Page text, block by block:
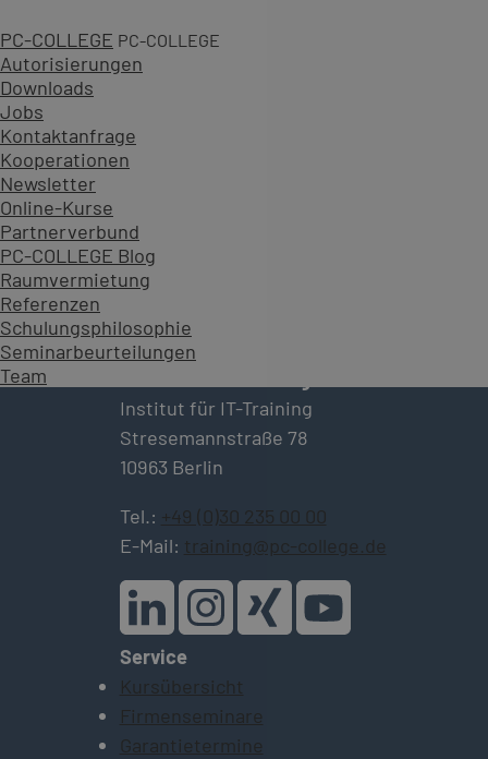
PC-COLLEGE PC-COLLEGE
Autorisierungen
Downloads
Jobs
Kontaktanfrage
Kooperationen
Newsletter
Online-Kurse
Partnerverbund
PC-COLLEGE Blog
Raumvermietung
Referenzen
Schulungsphilosophie
Seminarbeurteilungen
Team
Institut für IT-Training
Stresemannstraße 78
10963 Berlin
Tel.: +49 (0)30 235 00 00
E-Mail: training@pc-college.de
Service
Kursübersicht
Firmenseminare
Garantietermine